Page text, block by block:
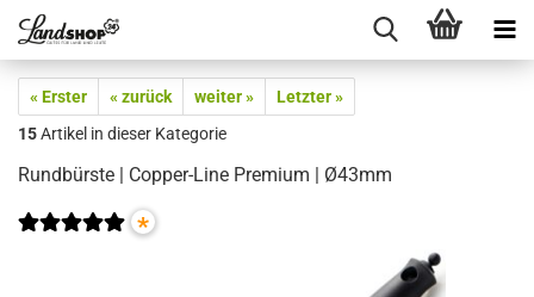
« Erster « zurück weiter »
Letzter »
15Artikel in dieser Kategorie
Rundbürste | Copper-Line Premium | Ø43mm
*